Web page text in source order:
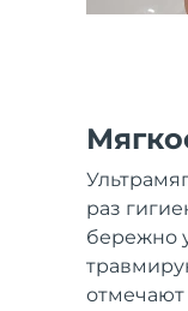
раз
бережно
отмечают